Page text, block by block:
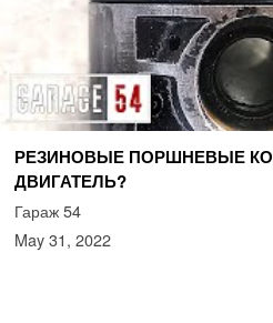
РЕЗИНОВЫЕ ПОРШНЕВЫЕ
ДВИГАТЕЛЬ?
Гараж 54
May 31, 2022